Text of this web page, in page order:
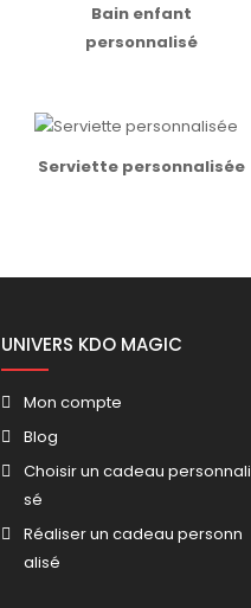
Bain enfant
personnalisé
Serviette personnalisée
UNIVERS KDO MAGIC
Mon compte
Blog
Choisir un cadeau personnali
sé
Réaliser un cadeau personn
alisé